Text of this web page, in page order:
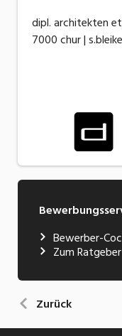
dipl. architekten
7000 chur |
Bewerber-
Zum Ratgeber
Zurück